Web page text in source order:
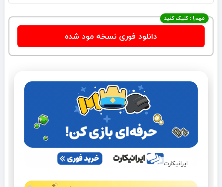
مهم! : کلیک کنید
دانلود فوری نسخه مود شده
ایرانیکارت